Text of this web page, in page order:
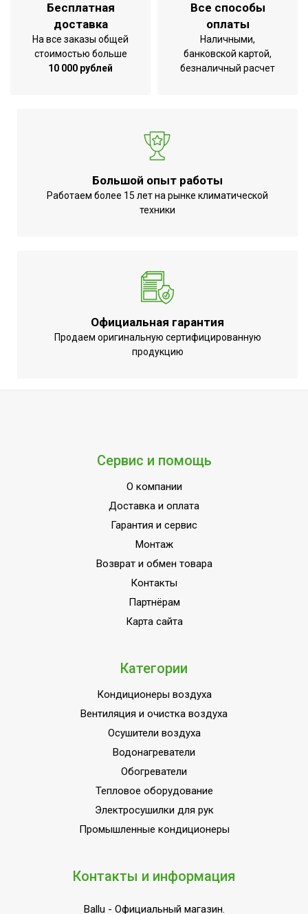
Класс
энергоэффективности
Вид управления
Дистанционное
проводное
Да
кондиционера
(охлаждение),BTU
48 000
Да (выносной пульт
управления)
Да
производительность
17
Наличие BIM модели
Нет
Потребляемая мощность
в режиме нагрева
4220
Режим вентиляции
Да
Да
Потребляемая мощность
в режиме охлаждения
4670
380
Потолочная
Область применения
Кондиционирование
пылевлагозащищенности
IPX0/ IPX4
Страна производства КНР
Бесплатная
доставка
На все заказы общей
стоимостью больше
10 000 рублей
Все способы
оплаты
Наличными,
банковской картой,
безналичный расчет
Большой опыт работы
Работаем более 15 лет на рынке климатической
техники
Официальная гарантия
Продаем оригинальную сертифицированную
продукцию
Сервис и помощь
О компании
Доставка и оплата
Гарантия и сервис
Монтаж
Возврат и обмен товара
Контакты
Партнёрам
Карта сайта
Категории
Кондиционеры воздуха
Вентиляция и очистка воздуха
Осушители воздуха
Водонагреватели
Обогреватели
Тепловое оборудование
Электросушилки для рук
Промышленные кондиционеры
Контакты и информация
Ballu - Официальный магазин.